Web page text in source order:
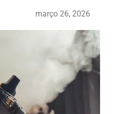
março 26, 2026